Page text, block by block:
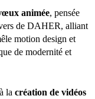
animée, pensée
de DAHER, alliant
motion design et
de modernité et
la création de vidéos